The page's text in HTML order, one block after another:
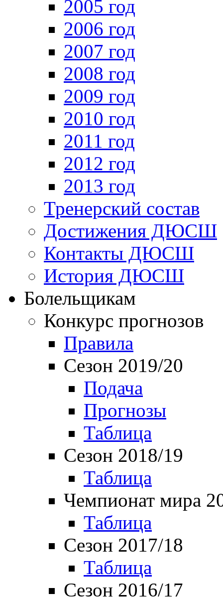
2005 год
2006 год
2007 год
2008 год
2009 год
2010 год
2011 год
2012 год
2013 год
Тренерский состав
Достижения ДЮСШ
Контакты ДЮСШ
История ДЮСШ
Болельщикам
Конкурс прогнозов
Правила
Сезон 2019/20
Подача
Прогнозы
Таблица
Сезон 2018/19
Таблица
Чемпионат мира
Таблица
Сезон 2017/18
Таблица
Сезон 2016/17